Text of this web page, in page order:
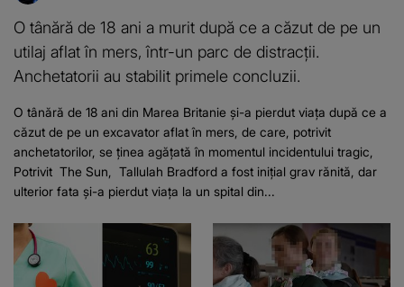
O tânără de 18 ani a murit după ce a căzut de pe un
utilaj aflat în mers, într-un parc de distracții.
Anchetatorii au stabilit primele concluzii.
O tânără de 18 ani din Marea Britanie și-a pierdut viața după ce a
căzut de pe un excavator aflat în mers, de care, potrivit
anchetatorilor, se ținea agățată în momentul incidentului tragic,
Potrivit The Sun, Tallulah Bradford a fost inițial grav rănită, dar
ulterior fata și-a pierdut viața la un spital din...